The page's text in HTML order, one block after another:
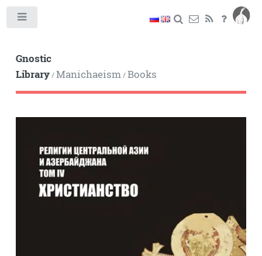
Gnostic
Library/Manichaeism/Books